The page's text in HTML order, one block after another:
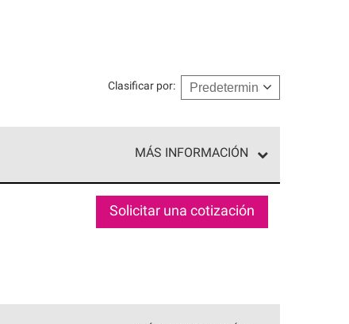
Clasificar por:
MÁS INFORMACIÓN
incomparable. Solo ellos pueden
Solicitar una cotización